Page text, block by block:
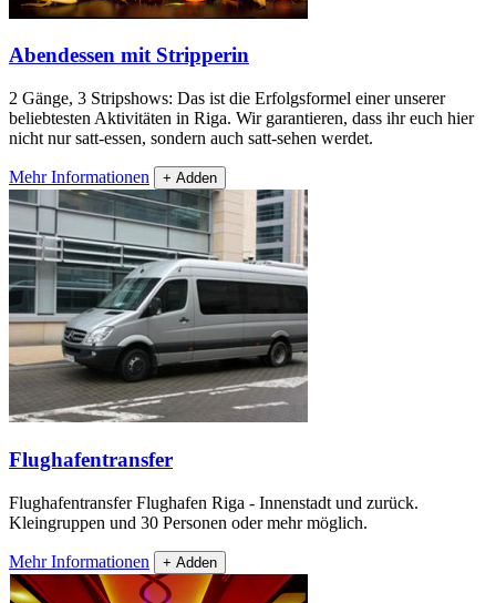
Abendessen mit Stripperin
2 Gänge, 3 Stripshows: Das ist die Erfolgsformel einer unserer
beliebtesten Aktivitäten in Riga. Wir garantieren, dass ihr euch hier
nicht nur satt-essen, sondern auch satt-sehen werdet.
Mehr Informationen + Adden
Flughafentransfer
Flughafentransfer Flughafen Riga - Innenstadt und zurück.
Kleingruppen und 30 Personen oder mehr möglich.
Mehr Informationen + Adden